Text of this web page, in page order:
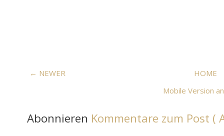
← NEWER
HOME
Mobile Version
Abonnieren Kommentare zum Post (